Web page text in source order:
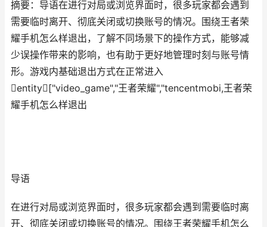
摘要：导语在进行对局或浏览界面时，很多玩家都会遇到
需要临时离开、彻底关闭或切换账号的情况。围绕王者荣
耀手机怎么样退出，了解不同场景下的操作方式，能够减
少误操作带来的影响，也有助于更好地管理时刻与账号情
形。游戏内基础退出方式在正常进入
entity["video_game","王者荣耀","tencentmobi,王者荣
耀手机怎么样退出
导语
在进行对局或浏览界面时，很多玩家都会遇到需要临时离
开、彻底关闭或切换账号的情况。围绕王者荣耀手机怎么